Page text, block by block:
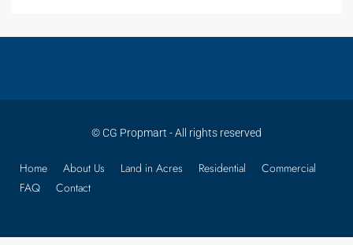
© CG Propmart - All rights reserved
Home About Us Land in Acres Residential
Commercial
FAQ
Contact